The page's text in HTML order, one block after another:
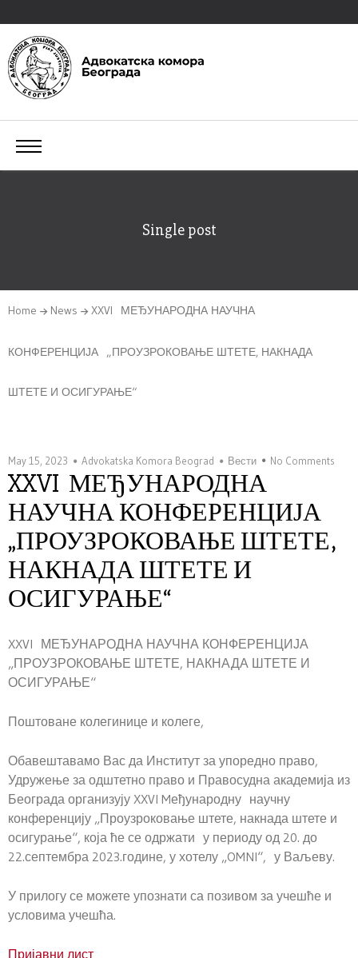
Single post
Home News XXVI МЕЂУНАРОДНА НАУЧНА
КОНФЕРЕНЦИЈА „ПРОУЗРОКОВАЊЕ ШТЕТЕ, НАКНАДА
ШТЕТЕ И ОСИГУРАЊЕ“
May 15, 2023 Advokatska Komora Beograd Вести No Comments
XXVI МЕЂУНАРОДНА
НАУЧНА КОНФЕРЕНЦИЈА
„ПРОУЗРОКОВАЊЕ ШТЕТЕ,
НАКНАДА ШТЕТЕ И
ОСИГУРАЊЕ“
XXVI МЕЂУНАРОДНА НАУЧНА КОНФЕРЕНЦИЈА
„ПРОУЗРОКОВАЊЕ ШТЕТЕ, НАКНАДА ШТЕТЕ И
ОСИГУРАЊЕ“
Поштоване колегинице и колеге,
Обавештавамо Вас да Институт за упоредно право,
Удружење за одштетно право и Правосудна академија из
Београда организују XXVI Mеђународну научну
конференцију „Проузроковање штете, накнада штете и
осигурање“, која ће се одржати у периоду од 20. до
22.септембра 2023.године, у хотелу „OMNI“, у Ваљеву.
У прилогу се можете упознати са позивом за учешће и
условима учешћа.
Пријавни лист